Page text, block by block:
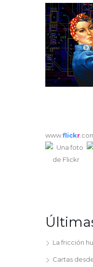
www.flickr
La fricción
Cartas